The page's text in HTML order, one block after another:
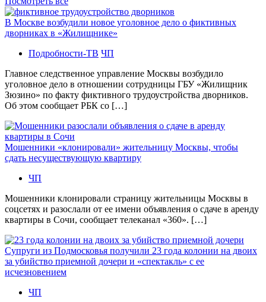
В Москве возбудили новое уголовное дело о фиктивных
дворниках в «Жилищнике»
Подробности-ТВ ЧП
Главное следственное управление Москвы возбудило
уголовное дело в отношении сотрудницы ГБУ «Жилищник
Зюзино» по факту фиктивного трудоустройства дворников.
Об этом сообщает РБК со […]
Мошенники «клонировали» жительницу Москвы, чтобы
сдать несуществующую квартиру
ЧП
Мошенники клонировали страницу жительницы Москвы в
соцсетях и разослали от ее имени объявления о сдаче в аренду
квартиры в Сочи, сообщает телеканал «360». […]
Супруги из Подмосковья получили 23 года колонии на двоих
за убийство приемной дочери и «спектакль» с ее
исчезновением
ЧП